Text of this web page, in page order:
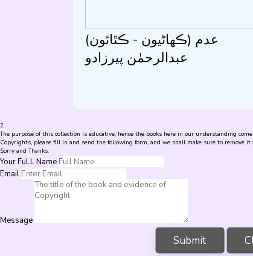
عدم (ڪھاڻيون - ڪٿائون)
عبدالرحمٰن پيرزادو
2
The purpose of this collection is educative, hence the books here in our understanding
Copyrights, please fill in and send the following form, and we shall make sure to remove it
Sorry and Thanks.
Your FuLL Name
Email
Message
Submit